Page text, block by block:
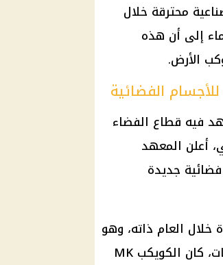
محترقة خلال
إلى أن هذه
الأرض.
الفضائية
فيه قطاع الفضاء
أعلن المعهد
جديدة
العام ذاته، وهو
ما يُعد إنجازًا كبيرًا في مجال الفضاء. من بين هذه الاكتشافات، كان الكويكب MK